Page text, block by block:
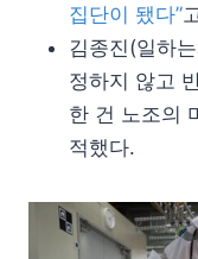
집단이 됐다”
김종진(일하
정하지 않고
한 건 노조의
적했다.